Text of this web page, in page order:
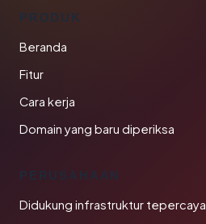
PRODUK
Beranda
Fitur
Cara kerja
Domain yang baru diperiksa
PERUSAHAAN
Didukung infrastruktur tepercaya